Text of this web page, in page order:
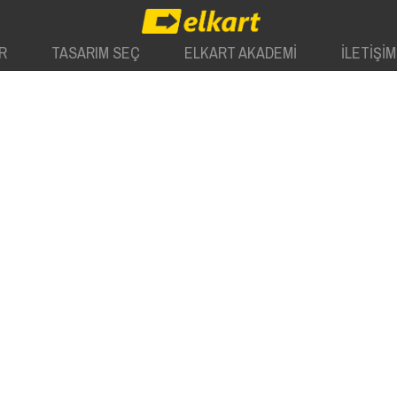
TASARIM SEÇ ELKART AKADEMİ İLETİŞİM